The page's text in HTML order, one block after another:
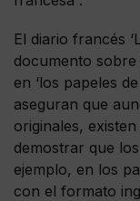
El diario francés
documento
en ‘los papeles
aseguran que
originales,
demostrar que
ejemplo, en los
con el formato